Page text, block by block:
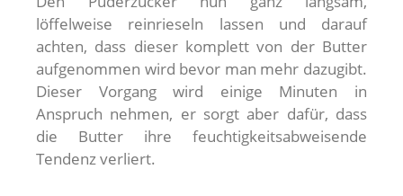
löffelweise reinrieseln lassen und darauf
achten, dass dieser komplett von der Butter
aufgenommen wird bevor man mehr dazugibt.
Dieser Vorgang wird einige Minuten in
Anspruch nehmen, er sorgt aber dafür, dass
die Butter ihre feuchtigkeitsabweisende
Tendenz verliert.